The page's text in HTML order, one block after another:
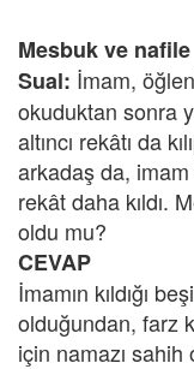
Mesbuk ve nafile
Sual: İmam,
okuduktan sonra
altıncı rekâtı da
arkadaş da,
rekât daha kıldı.
oldu mu?
CEVAP
İmamın kıldığı
olduğundan, farz
için namazı sahih